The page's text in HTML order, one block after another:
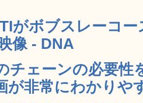
がボブスレーコ
像 - DNA
チェーンの必要性
が非常にわかりや